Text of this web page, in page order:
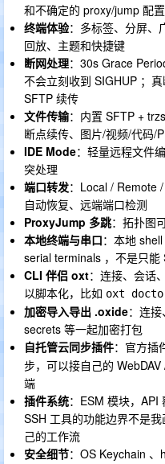
和不确定的 proxy/jump 配
终端体验：多标签、分屏、
回放、主题和快捷键
断网处理：30s Grace
不会立刻收到 SIGHUP ；
SFTP 续传
文件传输：内置 SFTP +
断点续传、图片/视频/代码/
IDE Mode：轻量远程文件
突处理
端口转发：Local / Remote
自动恢复、远端端口检测
ProxyJump 多跳：拓扑图
本地终端与串口：本地
serial terminals ，不是只能
CLI 伴侣 oxt：连接、会话
以脚本化，比如 oxt
加密导入导出 .oxide：连
secrets 等一起加密打包
自托管云同步插件：官方插
步，可以接自己的
端
插件系统：ESM 模块，
SSH 工具的功能边界不是
己的工作流
安全细节：OS Keychain